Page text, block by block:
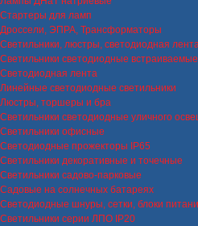
Стартеры для ламп
Дроссели, ЭПРА, Трансформаторы
Светильники, люстры, светодиодная
Светильники светодиодные
Светодиодная лента
Линейные светодиодные светильники
Люстры, торшеры и бра
Светильники светодиодные уличного
Светильники офисные
Светодиодные прожекторы IP65
Светильники декоративные и точечные
Светильники садово-парковые
Садовые на солнечных батареях
Светодиодные шнуры, сетки, блоки
Светильники серии ЛПО IP20